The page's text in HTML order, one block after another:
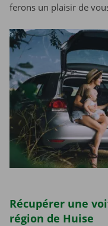
ferons un plaisir de
Récupérer une
région de Huise